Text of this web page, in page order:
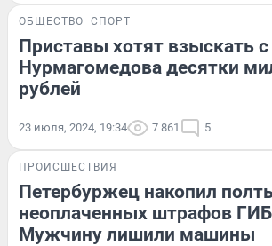
ОБЩЕСТВО СПОРТ
Приставы хотят взыскать
Нурмагомедова десятки
рублей
23 июля, 2024, 19:34 7 861 5
ПРОИСШЕСТВИЯ
Петербуржец накопил
неоплаченных штрафов
Мужчину лишили машины